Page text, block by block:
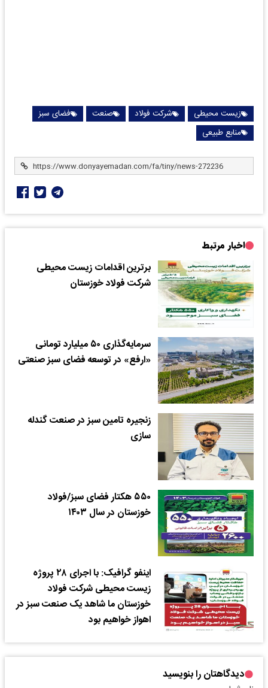
زیست محیطی شرکت فولاد صنعت
فضای سبز
منابع طبیعی
اخبار مرتبط
برترین اقدامات زیست محیطی
شرکت فولاد خوزستان
سرمایه‌گذاری ۵۰ میلیارد تومانی
«ارفع» در توسعه فضای سبز صنعتی
زنجیره تامین سبز در صنعت گندله
سازی
۵۵۰ هکتار فضای سبز/فولاد
خوزستان در سال ۱۴۰۳
اینفو گرافیک: با اجرای ۲۸ پروژه
زیست محیطی شرکت فولاد
خوزستان ما شاهد یک صنعت سبز در
اهواز خواهیم بود
دیدگاهتان را بنویسید